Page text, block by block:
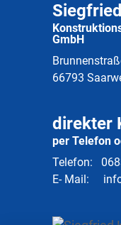
GmbH
66793
direkter
per Telefon
Telefon:
E- Mail: